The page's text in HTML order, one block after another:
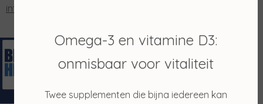
info@salonmerian.nl
Omega-3 en vitamine D3:
onmisbaar voor vitaliteit
Twee supplementen die bijna iedereen kan